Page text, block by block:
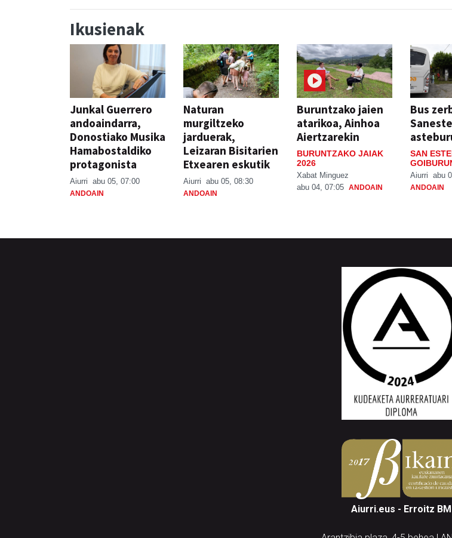
Ikusienak
Junkal Guerrero
andoaindarra,
Donostiako Musika
Hamabostaldiko
protagonista
Aiurri abu 05, 07:00
ANDOAIN
Naturan
murgiltzeko
jarduerak,
Leizaran Bisitarien
Etxearen eskutik
Aiurri abu 05, 08:30
ANDOAIN
Buruntzako jaien
atarikoa, Ainhoa
Aiertzarekin
BURUNTZAKO JAIAK
2026
Xabat Minguez
abu 04, 07:05 ANDOAIN
Bus
SAN
Aiurri abu
ANDOAIN
Aiurri.eus - Erroitz BM